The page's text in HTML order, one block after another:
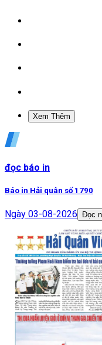
Xem Thêm
đọc báo in
Báo in Hải quân số 1790
Ngày 03-08-2026 Đọc